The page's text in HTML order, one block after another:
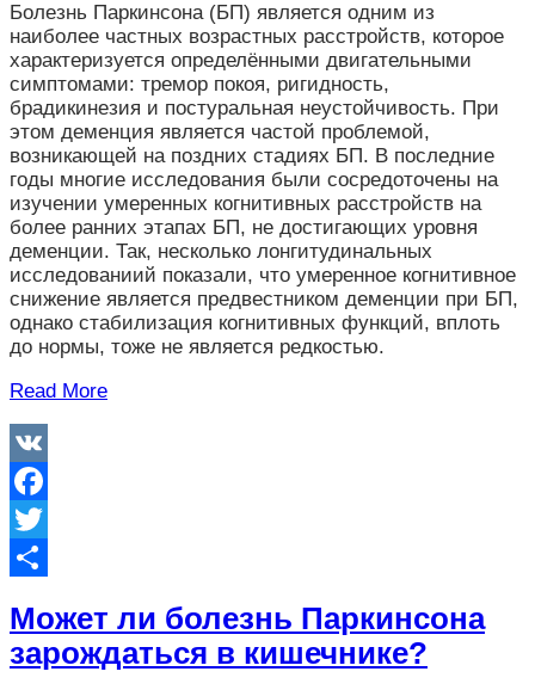
Болезнь Паркинсона (БП) является одним из
наиболее частных возрастных расстройств, которое
характеризуется определёнными двигательными
симптомами: тремор покоя, ригидность,
брадикинезия и постуральная неустойчивость. При
этом деменция является частой проблемой,
возникающей на поздних стадиях БП. В последние
годы многие исследования были сосредоточены на
изучении умеренных когнитивных расстройств на
более ранних этапах БП, не достигающих уровня
деменции. Так, несколько лонгитудинальных
исследованиий показали, что умеренное когнитивное
снижение является предвестником деменции при БП,
однако стабилизация когнитивных функций, вплоть
до нормы, тоже не является редкостью.
Read More
VK
Facebook
Twitter
Может ли болезнь Паркинсона
зарождаться в кишечнике?